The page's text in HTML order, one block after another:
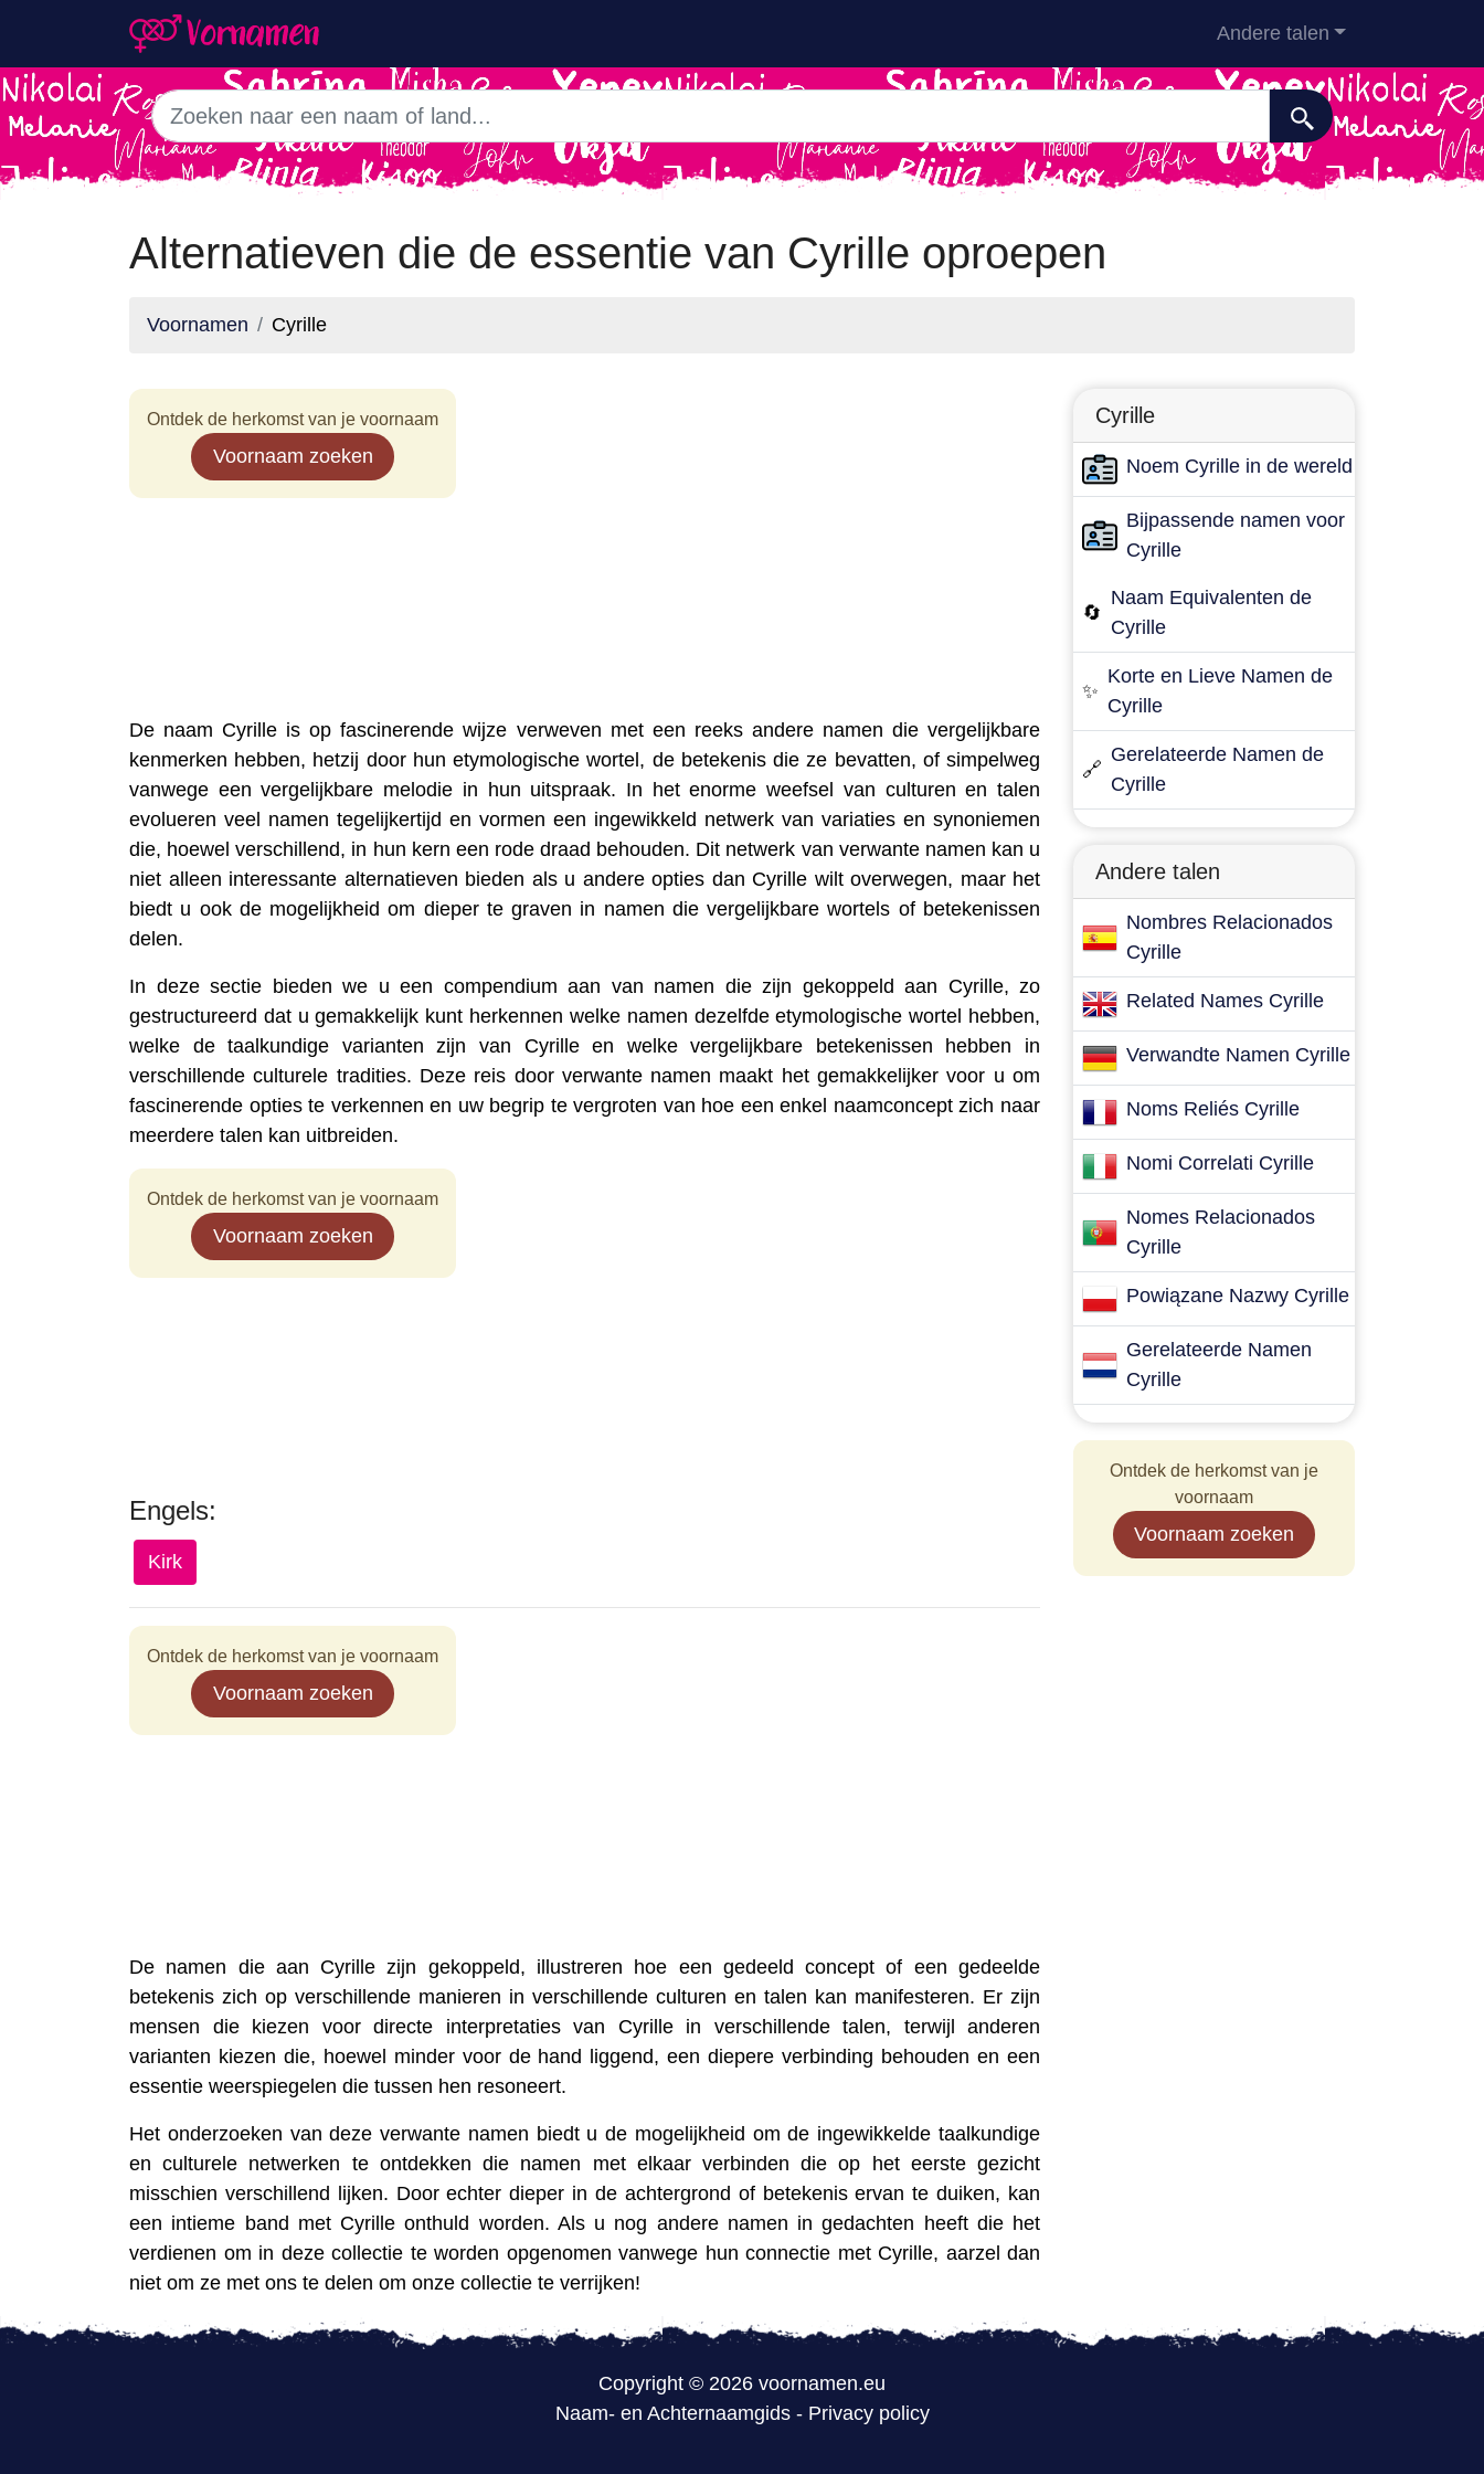
Andere talen
Alternatieven die de essentie van Cyrille oproepen
Voornamen Cyrille
Ontdek de herkomst van je voornaam
Voornaam zoeken
De naam Cyrille is op fascinerende wijze verweven met een reeks andere namen die vergelijkbare
kenmerken hebben, hetzij door hun etymologische wortel, de betekenis die ze bevatten, of simpelweg
vanwege een vergelijkbare melodie in hun uitspraak. In het enorme weefsel van culturen en talen
evolueren veel namen tegelijkertijd en vormen een ingewikkeld netwerk van variaties en synoniemen
die, hoewel verschillend, in hun kern een rode draad behouden. Dit netwerk van verwante namen kan u
niet alleen interessante alternatieven bieden als u andere opties dan Cyrille wilt overwegen, maar het
biedt u ook de mogelijkheid om dieper te graven in namen die vergelijkbare wortels of betekenissen
delen.
In deze sectie bieden we u een compendium aan van namen die zijn gekoppeld aan Cyrille, zo
gestructureerd dat u gemakkelijk kunt herkennen welke namen dezelfde etymologische wortel hebben,
welke de taalkundige varianten zijn van Cyrille en welke vergelijkbare betekenissen hebben in
verschillende culturele tradities. Deze reis door verwante namen maakt het gemakkelijker voor u om
fascinerende opties te verkennen en uw begrip te vergroten van hoe een enkel naamconcept zich naar
meerdere talen kan uitbreiden.
Ontdek de herkomst van je voornaam
Voornaam zoeken
Engels:
Kirk
Ontdek de herkomst van je voornaam
Voornaam zoeken
De namen die aan Cyrille zijn gekoppeld, illustreren hoe een gedeeld concept of een gedeelde
betekenis zich op verschillende manieren in verschillende culturen en talen kan manifesteren. Er zijn
mensen die kiezen voor directe interpretaties van Cyrille in verschillende talen, terwijl anderen
varianten kiezen die, hoewel minder voor de hand liggend, een diepere verbinding behouden en een
essentie weerspiegelen die tussen hen resoneert.
Het onderzoeken van deze verwante namen biedt u de mogelijkheid om de ingewikkelde taalkundige
en culturele netwerken te ontdekken die namen met elkaar verbinden die op het eerste gezicht
misschien verschillend lijken. Door echter dieper in de achtergrond of betekenis ervan te duiken, kan
een intieme band met Cyrille onthuld worden. Als u nog andere namen in gedachten heeft die het
verdienen om in deze collectie te worden opgenomen vanwege hun connectie met Cyrille, aarzel dan
niet om ze met ons te delen om onze collectie te verrijken!
Cyrille
Noem Cyrille in de wereld
Bijpassende namen voor
Cyrille
🔄
Naam Equivalenten de
Cyrille
✨
Korte en Lieve Namen de
Cyrille
🔗
Gerelateerde Namen de
Cyrille
Andere talen
Nombres Relacionados
Cyrille
Related Names Cyrille
Verwandte Namen Cyrille
Noms Reliés Cyrille
Nomi Correlati Cyrille
Nomes Relacionados
Cyrille
Powiązane Nazwy Cyrille
Gerelateerde Namen
Cyrille
Ontdek de herkomst van je
voornaam
Voornaam zoeken
Copyright © 2026 voornamen.eu
Naam- en Achternaamgids- Privacy policy